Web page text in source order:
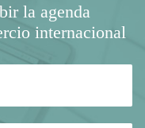
la agenda
internacional